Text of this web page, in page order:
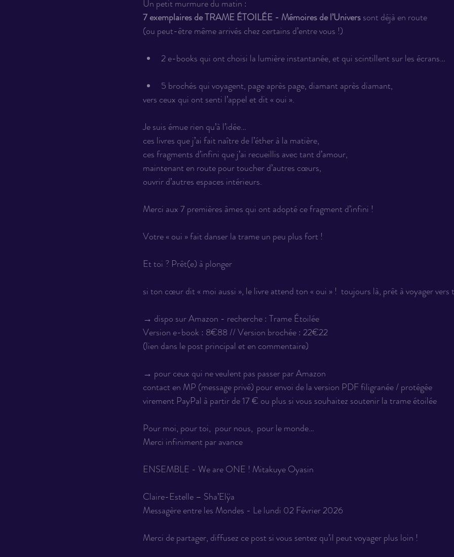
Un petit murmure du matin :
7 exemplaires de TRAME ÉTOILÉE - Mémoires de l’Univers sont déjà en route
(ou peut-être même arrivés chez certains d’entre vous !)
2 e-books qui ont choisi la lumière instantanée, et qui scintillent sur les écrans…
5 brochés qui voyagent, page après page, diamant après diamant,
vers ceux qui ont senti l’appel et dit « oui ».
Je suis émue rien qu’à l’idée…
ces livres que j’ai fait naître de l’éther à la matière,
ces fragments d’infini que j’ai recueillis avec tant d’amour,
maintenant en route pour toucher d’autres cœurs,
ouvrir d’autres espaces intérieurs.
Merci aux 7 premières âmes qui ont adopté ce fragment d’infini !
Votre « oui » fait danser la trame un peu plus fort !
Et toi ? Prêt(e) à plonger
si ton cœur dit « moi aussi », le livre attend ton « oui » !  toujours là, prêt à voyager vers
→ dispo sur Amazon - recherche : Trame Étoilée
Version e-book : 8€88 // Version brochée : 22€22
(lien dans le post principal et en commentaire)
→ pour ceux qui ne veulent pas passer par Amazon
contact en MP (message privé) pour envoi de la version PDF filigranée / protégée
virement PayPal à partir de 17 € ou plus si vous souhaitez soutenir la trame étoilée
Pour moi, pour toi,  pour nous,  pour le monde…
Merci infiniment par avance
ENSEMBLE - We are ONE ! Mitakuye Oyasin
Claire-Estelle – Sha’Elÿa
Messagère entre les Mondes - Le lundi 02 Février 2026
Merci de partager, diffusez ce post si vous sentez qu’il peut voyager plus loin !